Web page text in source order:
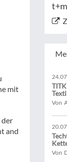
mit
der
and
Von
Von